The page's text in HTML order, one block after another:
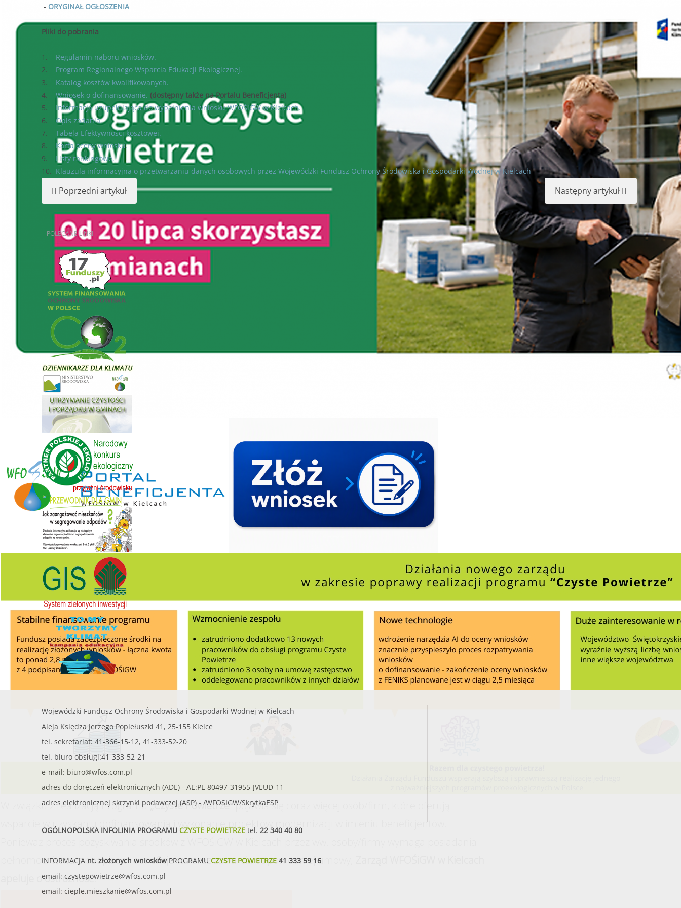
W związku z realizacją Programu„Czyste Powietrze”pojawia się coraz więcej osób/firm, które oferują
wsparcie w uzyskaniu dofinansowania i wykonanie projektów modernizacji w imieniu beneficjentów.
pełnomocnictwa z podpisem beneficjenta oraz zawarcia odpowiedniej umowy,
apeluje o ostrożność.
- ORYGINAŁ OGŁOSZENIA
Pliki do pobrania
1. Regulamin naboru wniosków.
2. Program Regionalnego Wsparcia Edukacji Ekologicznej.
3. Katalog kosztów kwalifikowanych.
4. Wniosek o dofinansowanie. (dostępny także na Portalu Beneficjenta)
5. Informacja uzupełniająca do wypełnienia wniosku WFOŚiGW w Kielcach.
6. Opis zadania.
7. Tabela Efektywności kosztowej.
8. Karta oceny wniosku.
9. Listy rankingowe.
10. Klauzula informacyjna o przetwarzaniu danych osobowych przez Wojewódzki Fundusz Ochrony Środowiska i Gospodarki Wodnej w Kielcach
Poprzedni artykuł Następny artykuł
POLECANELINKI
Wojewódzki Fundusz Ochrony Środowiska i Gospodarki Wodnej w Kielcach
Aleja Księdza Jerzego Popiełuszki 41, 25-155 Kielce
tel. sekretariat: 41-366-15-12, 41-333-52-20
tel. biuro obsługi:41-333-52-21
e-mail: biuro@wfos.com.pl
adres do doręczeń elektronicznych (ADE) - AE:PL-80497-31955-JVEUD-11
adres elektronicznej skrzynki podawczej (ASP) - /WFOSIGW/SkrytkaESP
OGÓLNOPOLSKA INFOLINIA PROGRAMU CZYSTE POWIETRZE tel. 22 340 40 80
INFORMACJA nt. złożonych wnioskówPROGRAMU CZYSTE POWIETRZE 41 333 59 16
email: czystepowietrze@wfos.com.pl
email: cieple.mieszkanie@wfos.com.pl